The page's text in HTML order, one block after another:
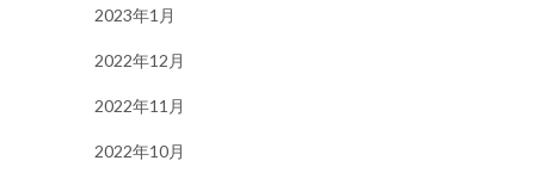
2023年1月
2022年12月
2022年11月
2022年10月